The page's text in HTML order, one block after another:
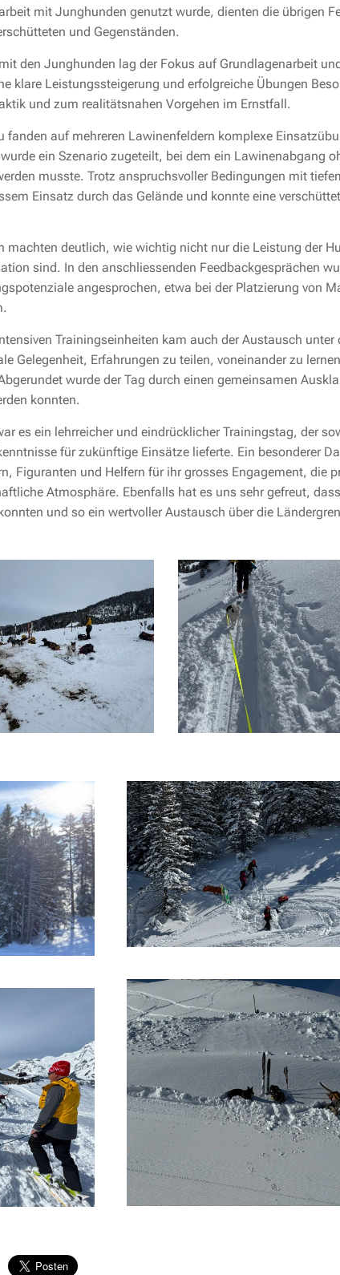
mit Junghunden genutzt wurde, dienten die übrigen
und Gegenständen.
den Junghunden lag der Fokus auf Grundlagenarbeit
klare Leistungssteigerung und erfolgreiche Übungen
und zum realitätsnahen Vorgehen im Ernstfall.
fanden auf mehreren Lawinenfeldern komplexe
ein Szenario zugeteilt, bei dem ein Lawinenabgang
musste. Trotz anspruchsvoller Bedingungen mit
Einsatz durch das Gelände und konnte eine
machten deutlich, wie wichtig nicht nur die Leistung der
sind. In den anschliessenden Feedbackgesprächen
angesprochen, etwa bei der Platzierung von
Trainingseinheiten kam auch der Austausch
Gelegenheit, Erfahrungen zu teilen, voneinander zu
wurde der Tag durch einen gemeinsamen
konnten.
es ein lehrreicher und eindrücklicher Trainingstag, der
für zukünftige Einsätze lieferte. Ein besonderer
Figuranten und Helfern für ihr grosses Engagement, die
Atmosphäre. Ebenfalls hat es uns sehr gefreut,
und so ein wertvoller Austausch über die